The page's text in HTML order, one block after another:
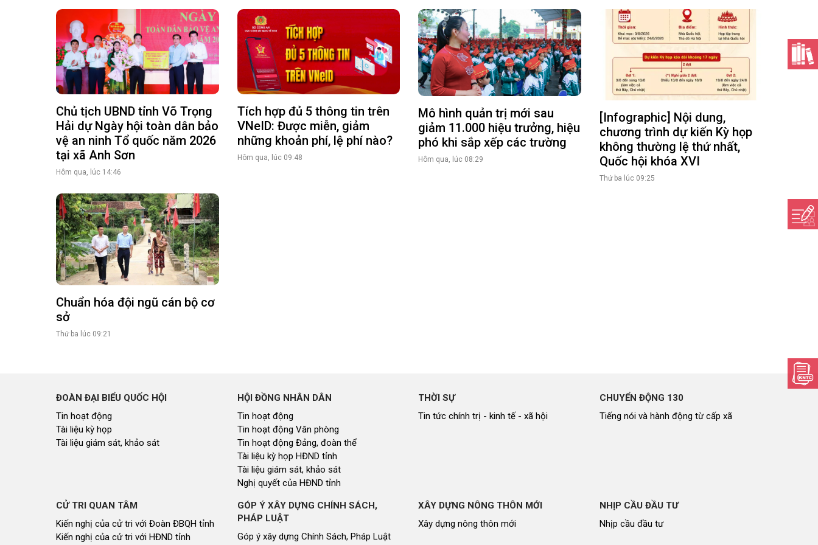
Chủ tịch UBND tỉnh Võ Trọng
Hải dự Ngày hội toàn dân bảo
vệ an ninh Tổ quốc năm 2026
tại xã Anh Sơn
Hôm qua, lúc 14:46
Tích hợp đủ 5 thông tin trên
VNeID: Được miễn, giảm
những khoản phí, lệ phí nào?
Hôm qua, lúc 09:48
Mô hình quản trị mới sau
giảm 11.000 hiệu trưởng, hiệu
phó khi sắp xếp các trường
Hôm qua, lúc 08:29
[Infographic] Nội dung,
chương trình dự kiến Kỳ họp
không thường lệ thứ nhất,
Quốc hội khóa XVI
Thứ ba lúc 09:25
Chuẩn hóa đội ngũ cán bộ cơ
sở
Thứ ba lúc 09:21
ĐOÀN ĐẠI BIỂU QUỐC HỘI
Tin hoạt động
Tài liệu kỳ họp
Tài liệu giám sát, khảo sát
HỘI ĐỒNG NHÂN DÂN
Tin hoạt động
Tin hoạt động Văn phòng
Tin hoạt động Đảng, đoàn thể
Tài liệu kỳ họp HĐND tỉnh
Tài liệu giám sát, khảo sát
Nghị quyết của HĐND tỉnh
THỜI SỰ
Tin tức chính trị - kinh tế - xã hội
CHUYỂN ĐỘNG 130
Tiếng nói và hành động từ cấp xã
CỬ TRI QUAN TÂM
Kiến nghị của cử tri với Đoàn ĐBQH tỉnh
Kiến nghị của cử tri với HĐND tỉnh
GÓP Ý XÂY DỰNG CHÍNH SÁCH,
PHÁP LUẬT
Góp ý xây dựng Chính Sách, Pháp Luật
XÂY DỰNG NÔNG THÔN MỚI
Xây dựng nông thôn mới
NHỊP CẦU ĐẦU TƯ
Nhịp cầu đầu tư